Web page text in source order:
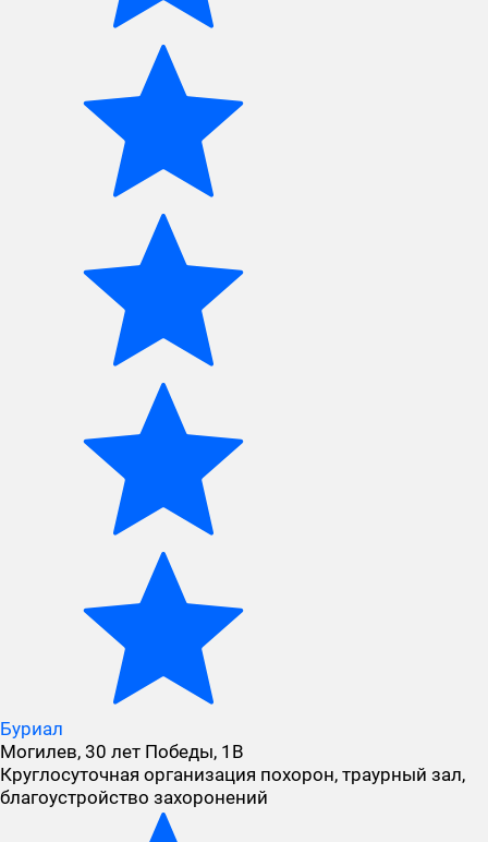
Буриал
Могилев, 30 лет Победы, 1В
Круглосуточная организация похорон, траурный зал,
благоустройство захоронений